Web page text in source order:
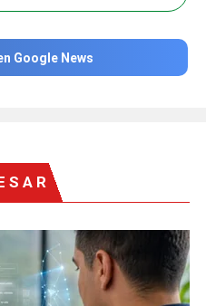
Google News